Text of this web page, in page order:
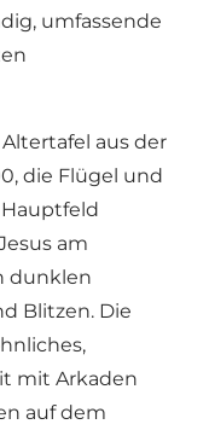
umfassende
aus der
die Flügel und
Hauptfeld
am
dunklen
Blitzen. Die
mit Arkaden
auf dem